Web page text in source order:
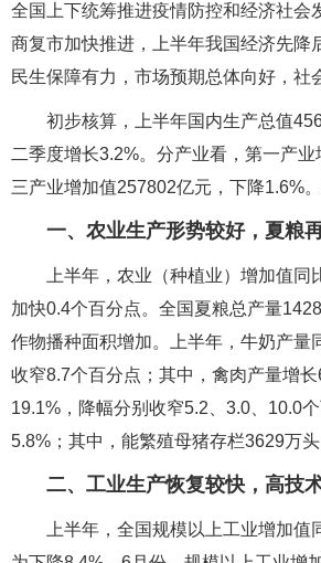
全国上下统筹推进疫情防控和经济社
商复市加快推进，上半年我国经济先
民生保障有力，市场预期总体向好，社
初步核算，上半年国内生产总值
二季度增长3.2%。分产业看，第一产
三产业增加值257802亿元，下降1.6%
一、农业生产形势较好，夏粮
上半年，农业（种植业）增加值
加快0.4个百分点。全国夏粮总产量
作物播种面积增加。上半年，牛奶产量
收窄8.7个百分点；其中，禽肉产量增
19.1%，降幅分别收窄5.2、3.0、10.0
5.8%；其中，能繁殖母猪存栏3629万
二、工业生产恢复较快，高技
上半年，全国规模以上工业增加